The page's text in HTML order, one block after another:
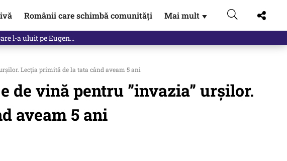
Românii care schimbă comunități Mai mult ▼
toți românii
Lecția primită de la tata când aveam 5 ani
de vină pentru ”invazia” urșilor.
aveam 5 ani